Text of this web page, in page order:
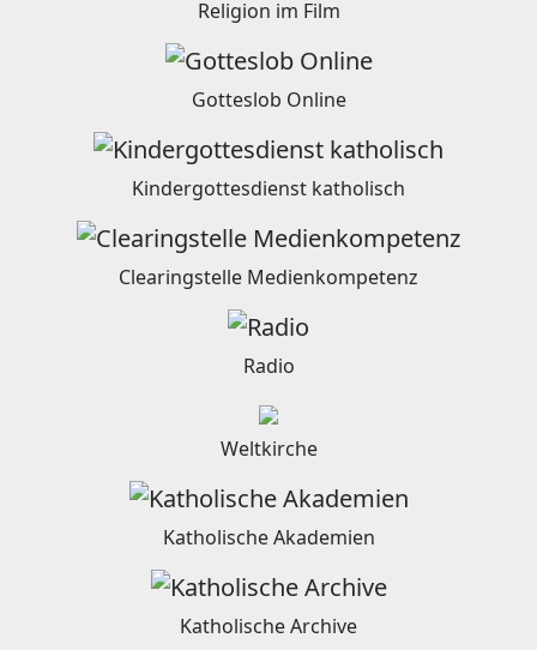
Religion im Film
Gotteslob Online
Kindergottesdienst katholisch
Clearingstelle Medienkompetenz
Radio
Weltkirche
Katholische Akademien
Katholische Archive